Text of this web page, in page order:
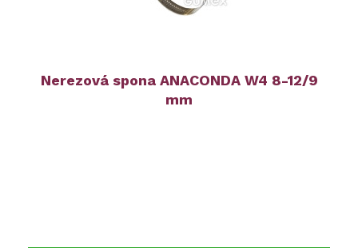
Nerezová spona ANACONDA W4 8-12/9
mm